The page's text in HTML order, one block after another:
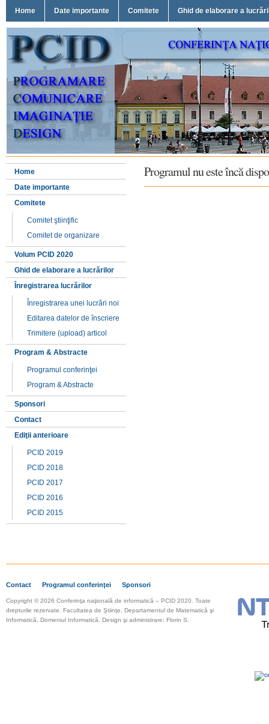
Home Date importante Comitete Ghid de elaborare a
Home
Date importante
Comitete
Comitet ştiinţific
Comitet de organizare
Volum PCID 2020
Ghid de elaborare a lucrărilor
Înregistrarea lucrărilor
Înregistrarea unei lucrări noi
Editarea datelor de înscriere
Trimitere (upload) articol
Program & Abstracte
Programul conferinţei
Program & Abstracte
Sponsori
Contact
Ediţii anterioare
PCID 2019
PCID 2018
PCID 2017
PCID 2016
PCID 2015
Programul nu este încă
Contact Programul conferinţei Sponsori
Copyright © 2026 Conferinţa naţională de informatică – PCID 2020. Toate
drepturile rezervate. Facultatea de Ştiinţe, Departamentul de Matematică şi
Informatică, Domeniul Informatică. Design şi administrare: Florin S.